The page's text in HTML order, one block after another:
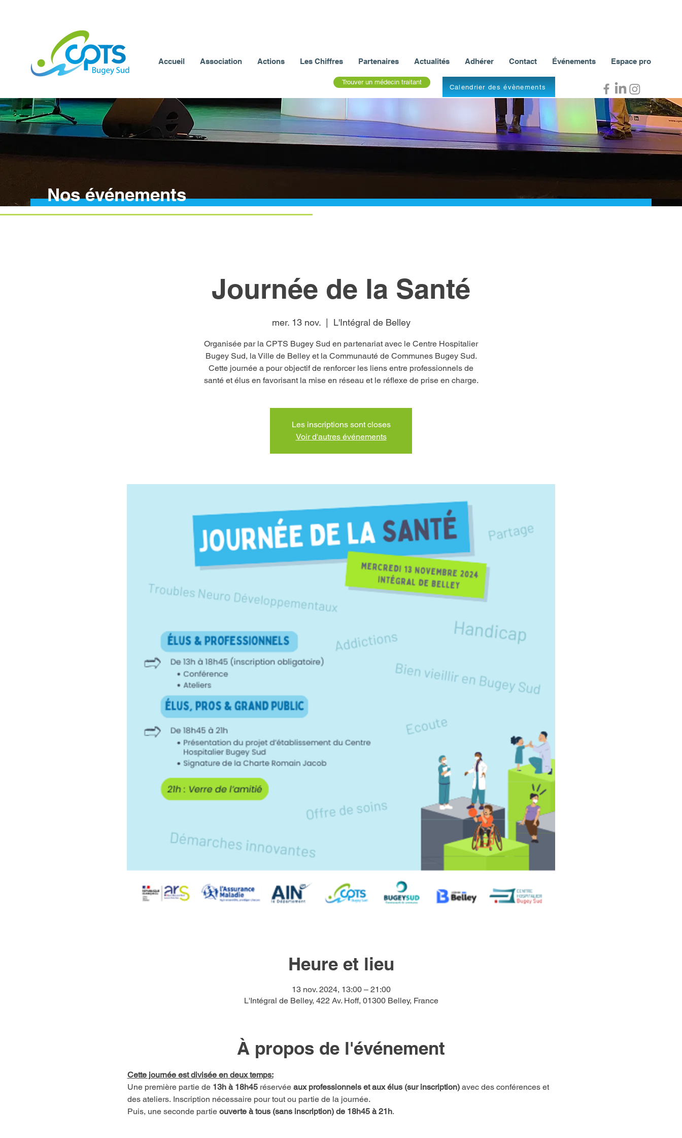
Trouver un médecin traitant
Calendrier des évènements
Accueil Association Actions Les Chiffres Partenaires Actualités Adhérer Contact Événements Espace pro
Nos événements
Journée de la Santé
mer. 13 nov.
  |
L'Intégral de Belley
Organisée par la CPTS Bugey Sud en partenariat avec le Centre Hospitalier
Bugey Sud, la Ville de Belley et la Communauté de Communes Bugey Sud.
Cette journée a pour objectif de renforcer les liens entre professionnels de
santé et élus en favorisant la mise en réseau et le réflexe de prise en charge.
Les inscriptions sont closes
Voir d'autres événements
Heure et lieu
13 nov. 2024, 13:00 – 21:00
L'Intégral de Belley, 422 Av. Hoff, 01300 Belley, France
À propos de l'événement
Cette journée est divisée en deux temps:
Une première partie de 13h à 18h45 réservée aux professionnels et aux élus (sur inscription) avec des conférences et
des ateliers. Inscription nécessaire pour tout ou partie de la journée.
Puis, une seconde partie ouverte à tous (sans inscription) de 18h45 à 21h.